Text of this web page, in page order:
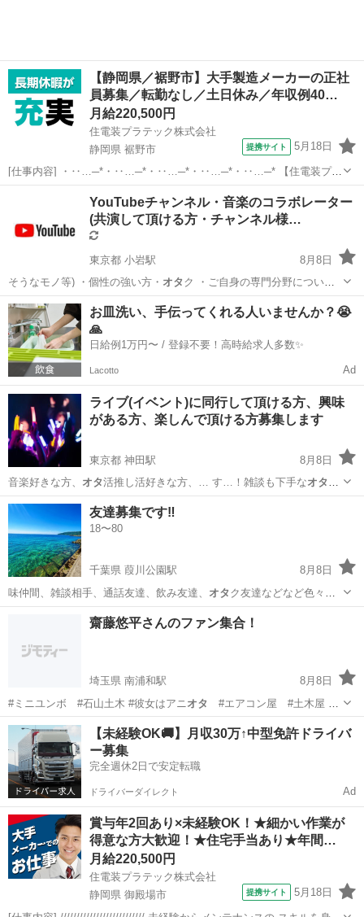
【静岡県／裾野市】大手製造メーカーの正社
員募集／転勤なし／土日休み／年収例40…
月給220,500円
住電装プラテック株式会社
静岡県 裾野市
提携サイト 5月18日
[仕事内容] ・‥…─*・‥…─*・‥…─*・‥…─*・‥…─* 【住電装プラ
テック株式会社】 当社では、 自動車の情報を伝達する重要な役割を果
たしている、 ワイヤーハーネスの配線の分岐や接続を担うコネクタの
製造を成形・プ...
YouTubeチャンネル・音楽のコラボレーター
(共演して頂ける方・チャンネル様…
東京都 小岩駅
8月8日
そうなモノ等) ・個性の強い方・ オタ ク ・ご自身の専門分野について
語…
東京 江戸川区 小岩駅 その他 チャンネル
お皿洗い、手伝ってくれる人いませんか？😭
🙏
日給例1万円〜 / 登録不要！高時給求人多数✨
Lacotto Ad
ライブ(イベント)に同行して頂ける方、興味
がある方、楽しんで頂ける方募集します
東京都 神田駅
8月8日
音楽好きな方、 オタ活推し活好きな方、… す…！雑談も下手なオタ ク
ですが、それでも…
東京 千代田区 神田駅 友達
友達募集です‼️
18〜80
千葉県 葭川公園駅
8月8日
味仲間、雑談相手、通話友達、飲み友達、 オタ ク友達などなど色々な
方面で友達募集して…
千葉市 葭川公園駅
齋藤悠平さんのファン集合！
埼玉県 南浦和駅
8月8日
#ミニユンボ #石山土木 #彼女はアニ オタ
#エアコン屋 #土木屋 #
夜逃げ
埼玉 さいたま市 南浦和駅 その他 ファン
【未経験OK🚚】月収30万↑中型免許ドライバ
ー募集
完全週休2日で安定転職
ドライバーダイレクト Ad
賞与年2回あり×未経験OK！★細かい作業が
得意な方大歓迎！★住宅手当あり★年間…
月給220,500円
住電装プラテック株式会社
静岡県 御殿場市
提携サイト 5月18日